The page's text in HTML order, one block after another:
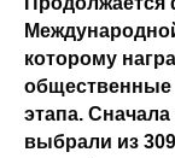
которому
общественные
этапа.
выбрали из